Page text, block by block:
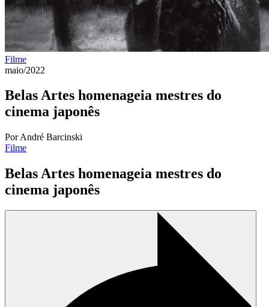
Filme
maio/2022
Belas Artes homenageia mestres do
cinema japonês
Por André Barcinski
Filme
Belas Artes homenageia mestres do
cinema japonês